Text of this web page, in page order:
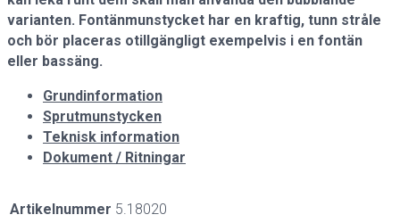
varianten. Fontänmunstycket har en kraftig, tunn stråle
och bör placeras otillgängligt exempelvis i en fontän
eller bassäng.
Grundinformation
Sprutmunstycken
Teknisk information
Dokument / Ritningar
Artikelnummer 5.18020